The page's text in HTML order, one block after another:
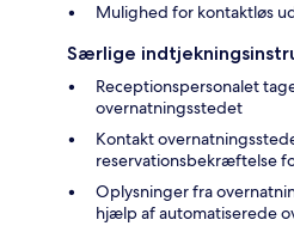
Mulighed for kontaktløs
Særlige
Receptionspersonalet
overnatningsstedet
Kontakt
reservationsbekræftelse
Oplysninger fra
hjælp af automatiserede